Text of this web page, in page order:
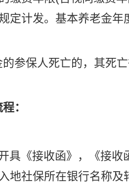
定计发。基本养老金年
参保人死亡的，其死
：
具《接收函》，《接收
地社保所在银行名称及